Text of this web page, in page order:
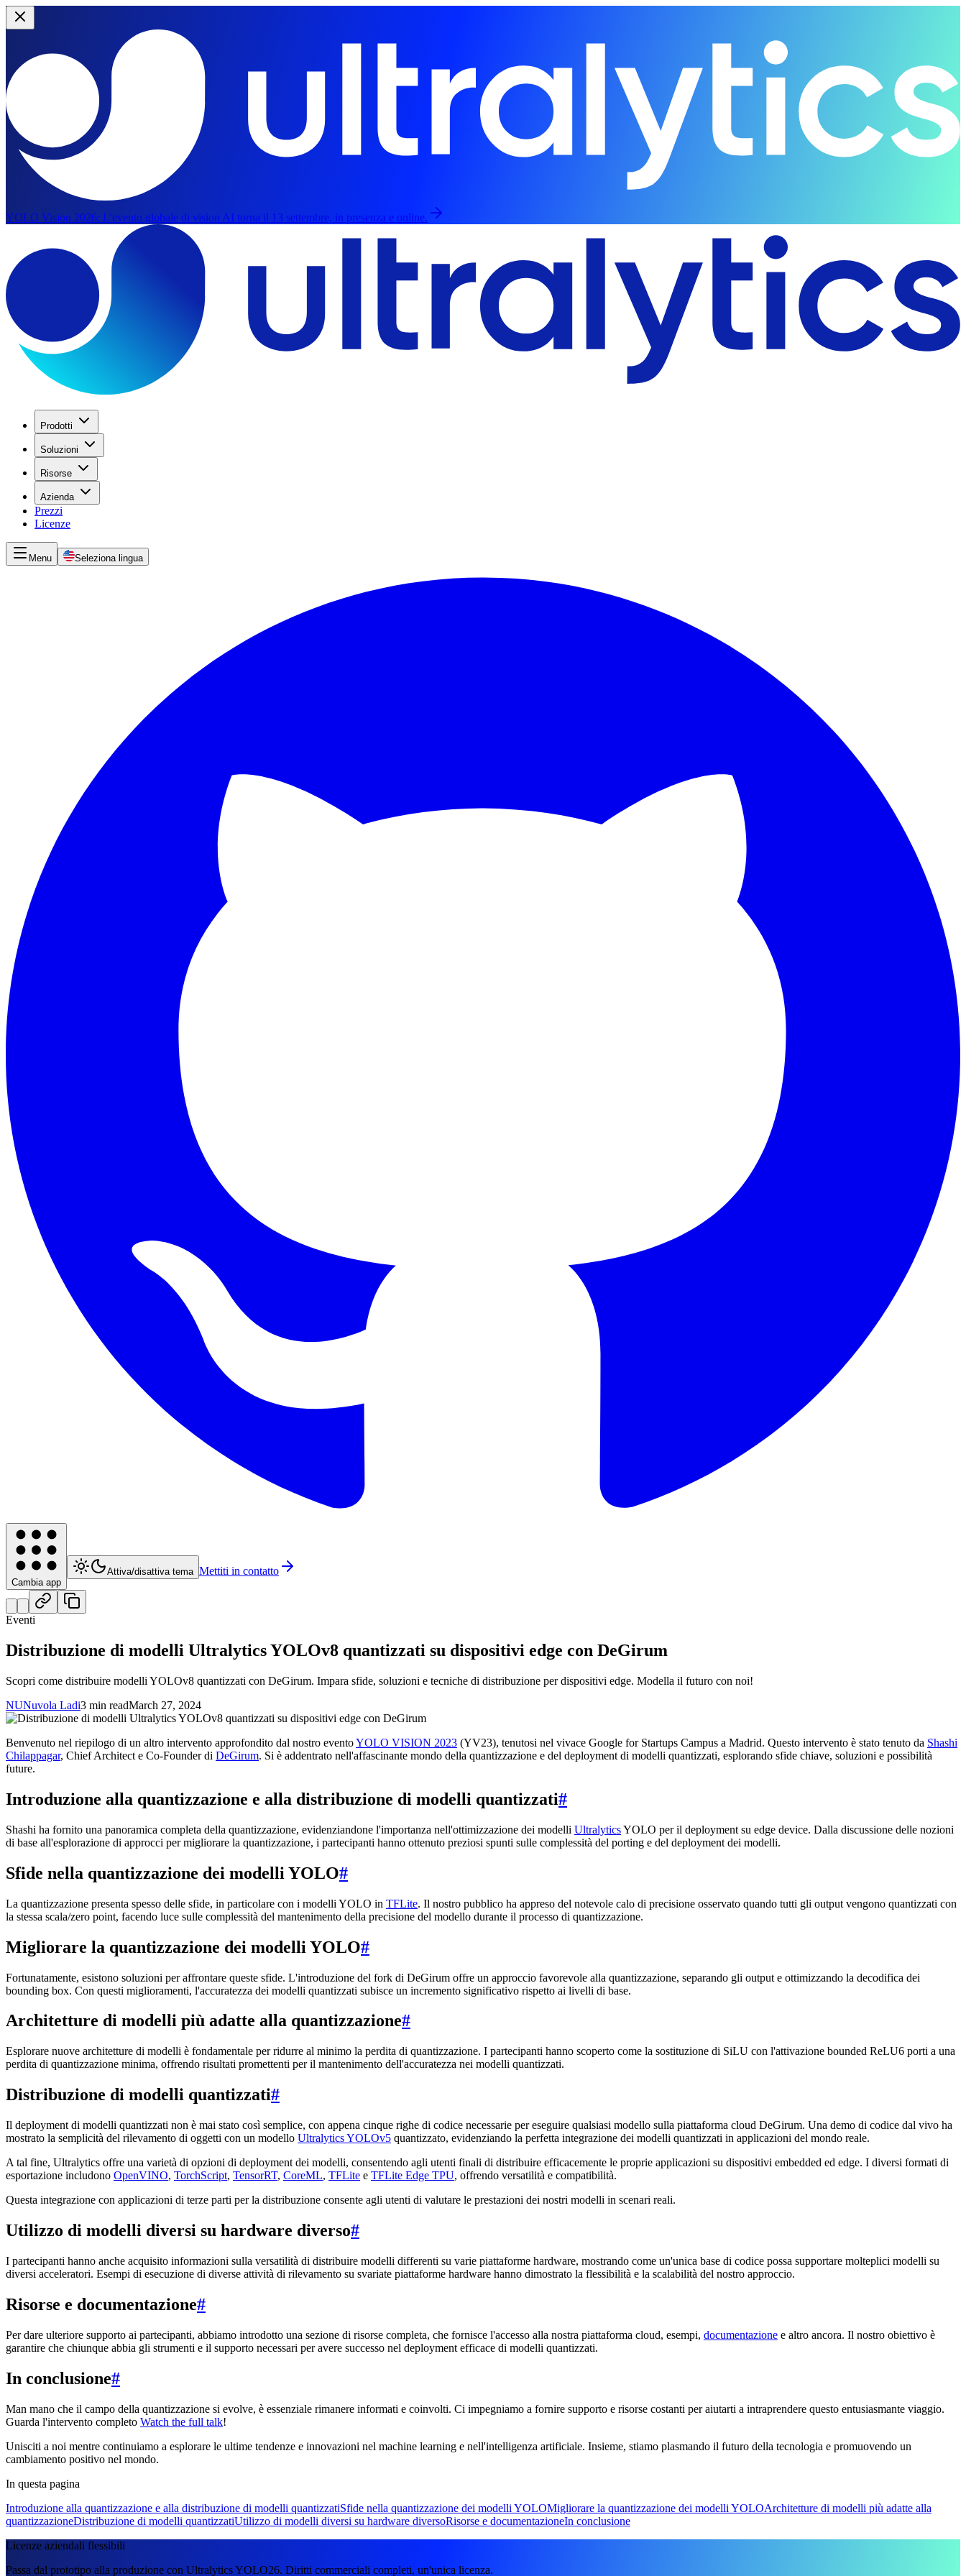
YOLO Vision 2026: L'evento globale di vision AI torna il 13 settembre, in presenza e online.
Prodotti
Soluzioni
Risorse
Azienda
Prezzi
Licenze
Menu Seleziona lingua
Cambia app
Attiva/disattiva tema Mettiti in contatto
Eventi
Distribuzione di modelli Ultralytics YOLOv8 quantizzati su dispositivi edge con DeGirum
Scopri come distribuire modelli YOLOv8 quantizzati con DeGirum. Impara sfide, soluzioni e tecniche di distribuzione per dispositivi edge. Modella il futuro con noi!
NUNuvola Ladi3 min readMarch 27, 2024
Benvenuto nel riepilogo di un altro intervento approfondito dal nostro eventoYOLO VISION 2023 (YV23), tenutosi nel vivace Google for Startups Campus a Madrid. Questo intervento è stato tenuto da Shashi
Chilappagar, Chief Architect e Co-Founder di DeGirum. Si è addentrato nell'affascinante mondo della quantizzazione e del deployment di modelli quantizzati, esplorando sfide chiave, soluzioni e possibilità
future.
Introduzione alla quantizzazione e alla distribuzione di modelli quantizzati#
Shashi ha fornito una panoramica completa della quantizzazione, evidenziandone l'importanza nell'ottimizzazione dei modelli UltralyticsYOLO per il deployment su edge device. Dalla discussione delle nozioni
di base all'esplorazione di approcci per migliorare la quantizzazione, i partecipanti hanno ottenuto preziosi spunti sulle complessità del porting e del deployment dei modelli.
Sfide nella quantizzazione dei modelli YOLO#
La quantizzazione presenta spesso delle sfide, in particolare con i modelli YOLO in TFLite. Il nostro pubblico ha appreso del notevole calo di precisione osservato quando tutti gli output vengono quantizzati con
la stessa scala/zero point, facendo luce sulle complessità del mantenimento della precisione del modello durante il processo di quantizzazione.
Migliorare la quantizzazione dei modelli YOLO#
Fortunatamente, esistono soluzioni per affrontare queste sfide. L'introduzione del fork di DeGirum offre un approccio favorevole alla quantizzazione, separando gli output e ottimizzando la decodifica dei
bounding box. Con questi miglioramenti, l'accuratezza dei modelli quantizzati subisce un incremento significativo rispetto ai livelli di base.
Architetture di modelli più adatte alla quantizzazione#
Esplorare nuove architetture di modelli è fondamentale per ridurre al minimo la perdita di quantizzazione. I partecipanti hanno scoperto come la sostituzione di SiLU con l'attivazione bounded ReLU6 porti a una
perdita di quantizzazione minima, offrendo risultati promettenti per il mantenimento dell'accuratezza nei modelli quantizzati.
Distribuzione di modelli quantizzati#
Il deployment di modelli quantizzati non è mai stato così semplice, con appena cinque righe di codice necessarie per eseguire qualsiasi modello sulla piattaforma cloud DeGirum. Una demo di codice dal vivo ha
mostrato la semplicità del rilevamento di oggetti con un modello Ultralytics YOLOv5 quantizzato, evidenziando la perfetta integrazione dei modelli quantizzati in applicazioni del mondo reale.
A tal fine, Ultralytics offre una varietà di opzioni di deployment dei modelli, consentendo agli utenti finali di distribuire efficacemente le proprie applicazioni su dispositivi embedded ed edge. I diversi formati di
esportazione includono OpenVINO, TorchScript, TensorRT, CoreML, TFLite e TFLite Edge TPU, offrendo versatilità e compatibilità.
Questa integrazione con applicazioni di terze parti per la distribuzione consente agli utenti di valutare le prestazioni dei nostri modelli in scenari reali.
Utilizzo di modelli diversi su hardware diverso#
I partecipanti hanno anche acquisito informazioni sulla versatilità di distribuire modelli differenti su varie piattaforme hardware, mostrando come un'unica base di codice possa supportare molteplici modelli su
diversi acceleratori. Esempi di esecuzione di diverse attività di rilevamento su svariate piattaforme hardware hanno dimostrato la flessibilità e la scalabilità del nostro approccio.
Risorse e documentazione#
Per dare ulteriore supporto ai partecipanti, abbiamo introdotto una sezione di risorse completa, che fornisce l'accesso alla nostra piattaforma cloud, esempi, documentazione e altro ancora. Il nostro obiettivo è
garantire che chiunque abbia gli strumenti e il supporto necessari per avere successo nel deployment efficace di modelli quantizzati.
In conclusione#
Man mano che il campo della quantizzazione si evolve, è essenziale rimanere informati e coinvolti. Ci impegniamo a fornire supporto e risorse costanti per aiutarti a intraprendere questo entusiasmante viaggio.
Guarda l'intervento completo Watch the full talk!
Unisciti a noi mentre continuiamo a esplorare le ultime tendenze e innovazioni nel machine learning e nell'intelligenza artificiale. Insieme, stiamo plasmando il futuro della tecnologia e promuovendo un
cambiamento positivo nel mondo.
In questa pagina
Introduzione alla quantizzazione e alla distribuzione di modelli quantizzatiSfide nella quantizzazione dei modelli YOLOMigliorare la quantizzazione dei modelli YOLOArchitetture di modelli più adatte alla
quantizzazioneDistribuzione di modelli quantizzatiUtilizzo di modelli diversi su hardware diversoRisorse e documentazioneIn conclusione
Licenze aziendali flessibili
Passa dal prototipo alla produzione con Ultralytics YOLO26. Diritti commerciali completi, un'unica licenza.